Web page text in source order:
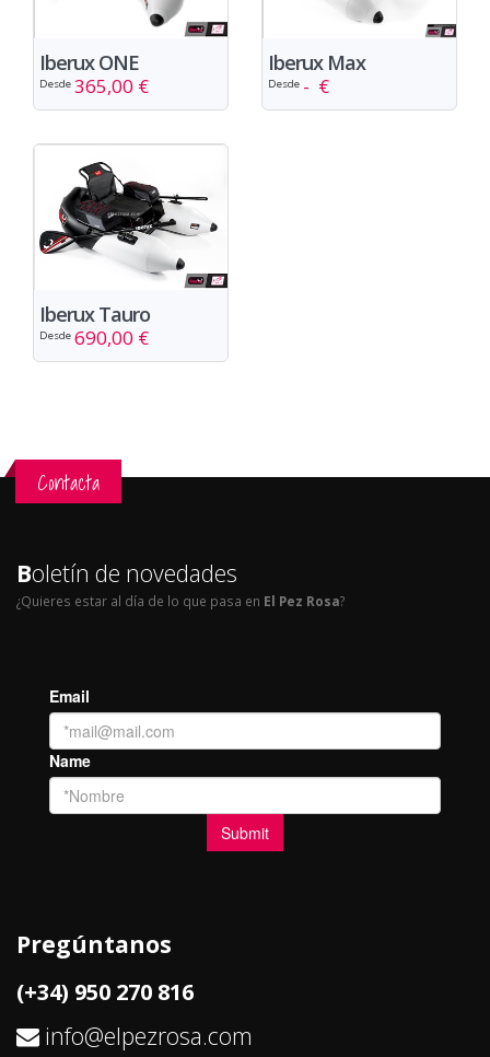
Iberux ONE
Desde 365,00 €
Iberux Max
Desde - €
Iberux Tauro
Desde 690,00 €
Contacta
Boletín de novedades
¿Quieres estar al día de lo que pasa en El Pez Rosa?
Pregúntanos
(+34) 950 270 816
info@elpezrosa.com